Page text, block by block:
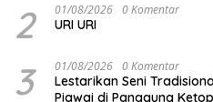
2 01/08/2026 0 Komentar
URI URI
3 01/08/2026 0 Komentar
Lestarikan Seni
Piawai di Panggung